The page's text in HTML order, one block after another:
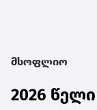
მსოფლიო
2026